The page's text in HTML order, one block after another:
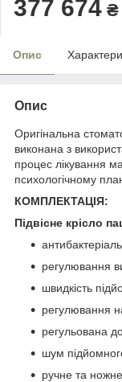
377 674 ₴
Опис
Опис
Оригінальна
виконана з
процес лікування
психологічному
КОМПЛЕКТАЦІЯ:
Підвісне крісло
регулювання
швидкість
регулювання
регульована
шум
ручне та